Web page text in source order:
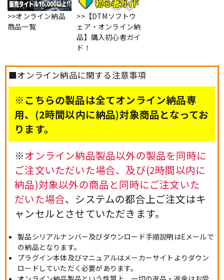
>>オンライン納品
商品一覧
>>【DTMソフトウ
ェア・オンライン納
品】購入初心者ガイ
ド！
■オンライン納品に関する注意事項
※こちらの製品は全てオンライン納品専
用、(2時間以内に納品)対象商品となってお
ります。
※オンライン納品製品以外の製品を同時に
ご注文いただいた場合、及び(2時間以内に
納品)対象以外の商品と同時にご注文いた
だいた場合、システムの都合上ご注文はキ
ャンセルとさせていただきます。
製品シリアルナンバー及びダウンロード手順説明はEメールで
の納品となります。
プラグイン本体及びマニュアルはメーカーサイトよりダウン
ロードしていただく必要があります。